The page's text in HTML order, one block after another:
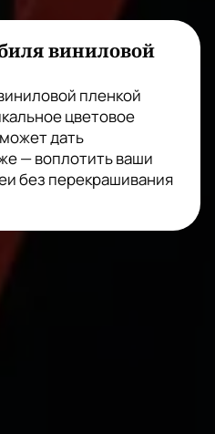
виниловой
пленкой
цветовое
дать
— воплотить ваши
без перекрашивания